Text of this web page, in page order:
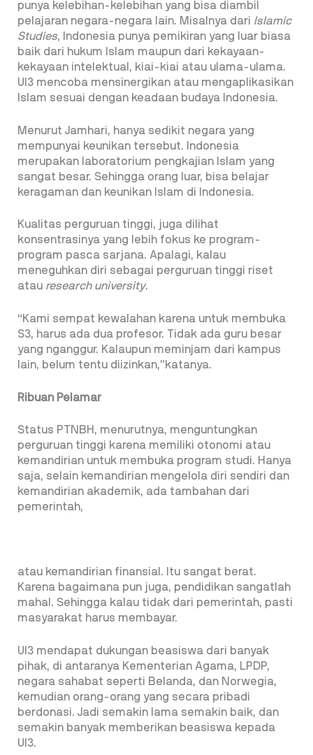
punya kelebihan-kelebihan yang bisa diambil
pelajaran negara-negara lain. Misalnya dari Islamic
Studies, Indonesia punya pemikiran yang luar biasa
baik dari hukum Islam maupun dari kekayaan-
kekayaan intelektual, kiai-kiai atau ulama-ulama.
UI3 mencoba mensinergikan atau mengaplikasikan
Islam sesuai dengan keadaan budaya Indonesia.
Menurut Jamhari, hanya sedikit negara yang
mempunyai keunikan tersebut. Indonesia
merupakan laboratorium pengkajian Islam yang
sangat besar. Sehingga orang luar, bisa belajar
keragaman dan keunikan Islam di Indonesia.
Kualitas perguruan tinggi, juga dilihat
konsentrasinya yang lebih fokus ke program-
program pasca sarjana. Apalagi, kalau
meneguhkan diri sebagai perguruan tinggi riset
atau research university.
“Kami sempat kewalahan karena untuk membuka
S3, harus ada dua profesor. Tidak ada guru besar
yang nganggur. Kalaupun meminjam dari kampus
lain, belum tentu diizinkan,”katanya.
Ribuan Pelamar
Status PTNBH, menurutnya, menguntungkan
perguruan tinggi karena memiliki otonomi atau
kemandirian untuk membuka program studi. Hanya
saja, selain kemandirian mengelola diri sendiri dan
kemandirian akademik, ada tambahan dari
pemerintah,
atau kemandirian finansial. Itu sangat berat.
Karena bagaimana pun juga, pendidikan sangatlah
mahal. Sehingga kalau tidak dari pemerintah, pasti
masyarakat harus membayar.
UI3 mendapat dukungan beasiswa dari banyak
pihak, di antaranya Kementerian Agama, LPDP,
negara sahabat seperti Belanda, dan Norwegia,
kemudian orang-orang yang secara pribadi
berdonasi. Jadi semakin lama semakin baik, dan
semakin banyak memberikan beasiswa kepada
UI3.